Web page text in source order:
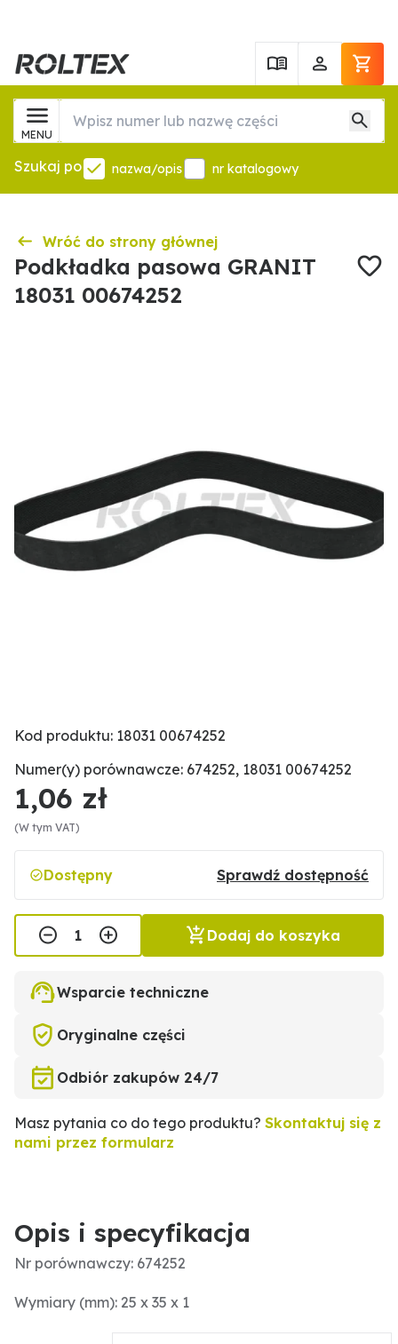
MENU
Szukaj po nazwa/opis nr katalogowy
Wróć do strony głównej
Podkładka pasowa GRANIT
18031 00674252
Kod produktu: 18031 00674252
Numer(y) porównawcze: 674252, 18031 00674252
1,06 zł
(W tym VAT)
Dostępny Sprawdź dostępność
Dodaj do koszyka
Wsparcie techniczne
Oryginalne części
Odbiór zakupów 24/7
Masz pytania co do tego produktu? Skontaktuj się z
nami przez formularz
Opis i specyfikacja
Nr porównawczy: 674252
Wymiary (mm): 25 x 35 x 1